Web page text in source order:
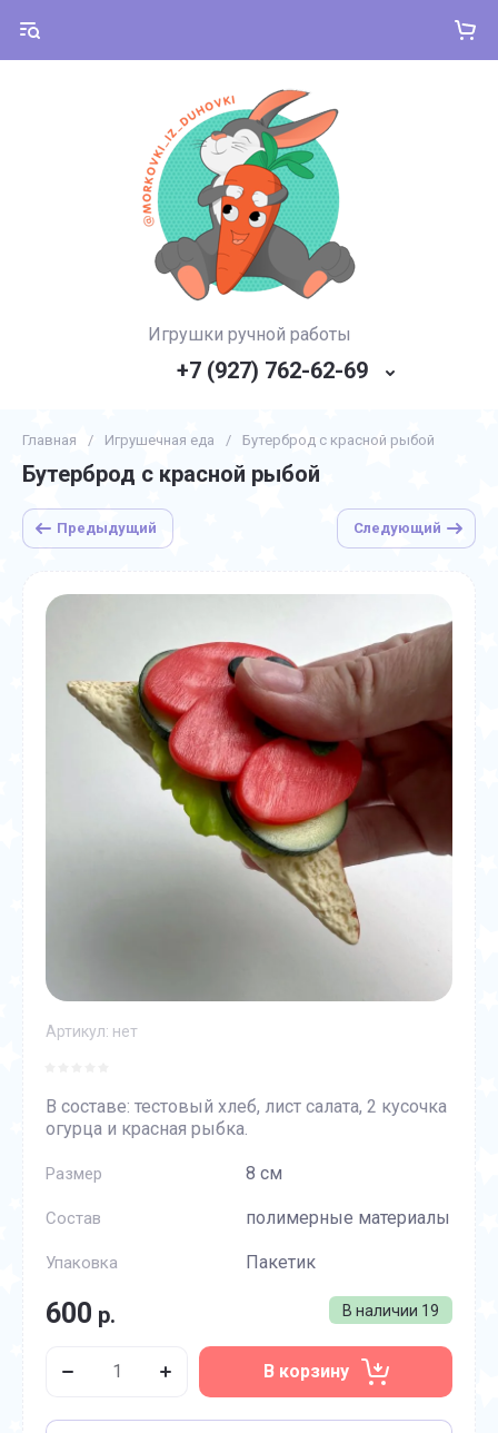
Игрушки ручной работы
+7 (927) 762-62-69
Главная / Игрушечная еда / Бутерброд с красной рыбой
Бутерброд с красной рыбой
Предыдущий Следующий
Артикул: нет
В составе: тестовый хлеб, лист салата, 2 кусочка
огурца и красная рыбка.
Размер 8 см
Состав полимерные материалы
Упаковка Пакетик
В наличии 19
600 р.
В корзину